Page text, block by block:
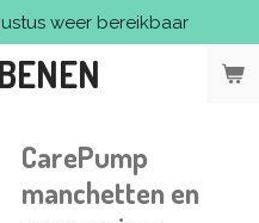
weer bereikbaar
CarePump
manchetten en